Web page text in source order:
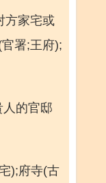
方家宅或
署;王府);
的官邸
);府寺(古